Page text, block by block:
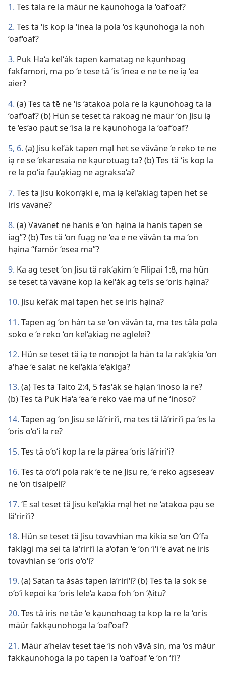
1. Tes täla re la mȧür ne kạunohoga la ‘oaf‘oaf?
2. Tes tä ‘is kop la ‘inea la pola ‘os kạunohoga la noh
‘oaf‘oaf?
3. Puk Ha‘a kel‘ȧk tapen kamatag ne kạunhoag
fakfamori, ma po ‘e tese tä ‘is ‘inea e ne te ne iạ ‘ea
aier?
4. (a) Tes tä tē ne ‘is ‘atakoa pola re la kạunohoag ta la
‘oaf‘oaf? (b) Hün se teset tä rakoag ne maür ‘on Jisu iạ
te ‘es‘ao pạut se ‘isa la re kạunohoga la ‘oaf‘oaf?
5, 6. (a) Jisu kel‘ȧk tapen mạl het se väväne ‘e reko te ne
iạ re se ‘ekaresaia ne kạurotuag ta? (b) Tes tä ‘is kop la
re la po‘ia fạu‘ạkiag ne agraksa‘a?
7. Tes tä Jisu kokon‘ạki e, ma iạ kel‘ạkiag tapen het se
iris väväne?
8. (a) Vävänet ne hanis e ‘on hạina ia hanis tapen se
iag”? (b) Tes tä ‘on fuạg ne ‘ea e ne vävän ta ma ‘on
hạina “famör ‘esea ma”?
9. Ka ag teset ‘on Jisu tä rak‘ạkim ‘e Filipai 1:8, ma hün
se teset tä väväne kop la kel‘ȧk ag te‘is se ‘oris hạina?
10. Jisu kel‘ȧk mạl tapen het se iris hạina?
11. Tapen ag ‘on hȧn ta se ‘on vävän ta, ma tes täla pola
soko e ‘e reko ‘on kel‘ạkiag ne aglelei?
12. Hün se teset tä iạ te nonojot la hȧn ta la rak‘ạkia ‘on
a‘häe ‘e salat ne kel‘ạkia ‘e‘ạkiga?
13. (a) Tes tä Taito 2:4, 5 fas‘ȧk se hạiạn ‘inoso la re?
(b) Tes tä Puk Ha‘a ‘ea ‘e reko väe ma uf ne ‘inoso?
14. Tapen ag ‘on Jisu se lä‘riri‘i, ma tes tä lä‘riri‘i pa ‘es la
‘oris o‘o‘i la re?
15. Tes tä o‘o‘i kop la re la pärea ‘oris lä‘riri‘i?
16. Tes tä o‘o‘i pola rak ‘e te ne Jisu re, ‘e reko agseseav
ne ‘on tisaipeli?
17. ‘E sal teset tä Jisu kel‘ạkia mạl het ne ‘atakoa pạu se
lä‘riri‘i?
18. Hün se teset tä Jisu tovavhian ma kikia se ‘on Ö‘fa
faklạgi ma sei tä lä‘riri‘i la a‘ofan ‘e ‘on ‘i‘i ‘e avat ne iris
tovavhian se ‘oris o‘o‘i?
19. (a) Satan ta ȧsȧs tapen lä‘riri‘i? (b) Tes tä la sok se
o‘o‘i kepoi ka ‘oris lele‘a kaoa foh ‘on ‘Ạitu?
20. Tes tä iris ne täe ‘e kạunohoag ta kop la re la ‘oris
mȧür fakkạunohoga la ‘oaf‘oaf?
21. Mȧür a‘helav teset täe ‘is noh vāvā sin, ma ‘os mȧür
fakkạunohoga la po tapen la ‘oaf‘oaf ‘e ‘on ‘i‘i?